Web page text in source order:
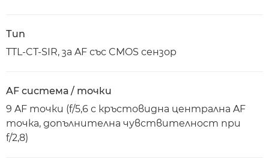
Тип
TTL-CT-SIR, за AF със CMOS сензор
AF система / точки
9 AF точки (f/5,6 с кръстовидна централна AF
точка, допълнителна чувствителност при
f/2,8)